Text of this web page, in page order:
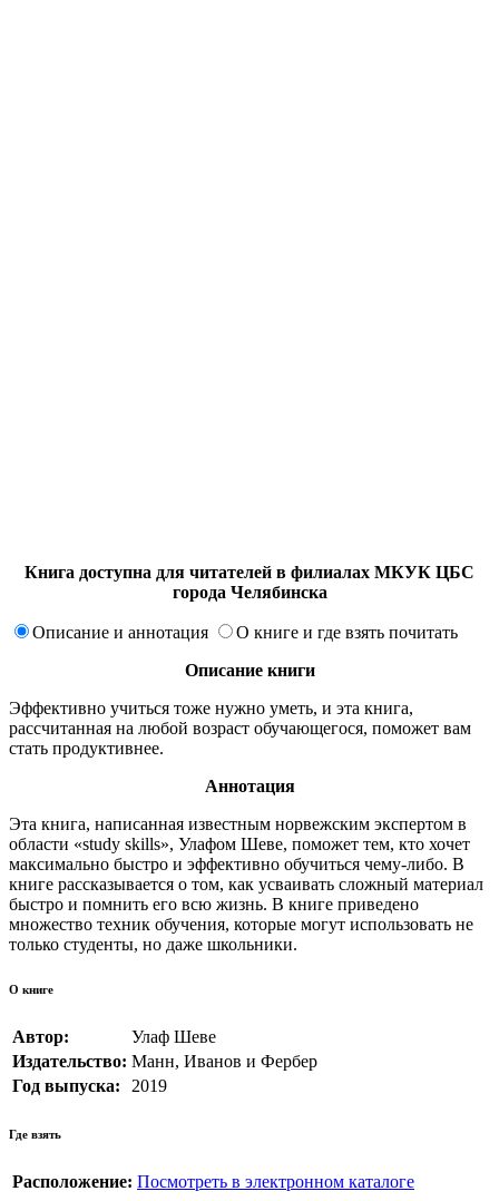
Книга доступна для читателей в филиалах МКУК ЦБС
города Челябинска
Описание и аннотация
О книге и где взять почитать
Описание книги
Эффективно учиться тоже нужно уметь, и эта книга,
рассчитанная на любой возраст обучающегося, поможет вам
стать продуктивнее.
Аннотация
Эта книга, написанная известным норвежским экспертом в
области «study skills», Улафом Шеве, поможет тем, кто хочет
максимально быстро и эффективно обучиться чему-либо. В
книге рассказывается о том, как усваивать сложный материал
быстро и помнить его всю жизнь. В книге приведено
множество техник обучения, которые могут использовать не
только студенты, но даже школьники.
О книге
Автор:
Улаф Шеве
Издательство: Манн, Иванов и Фербер
Год выпуска:
2019
Где взять
Расположение: Посмотреть в электронном каталоге